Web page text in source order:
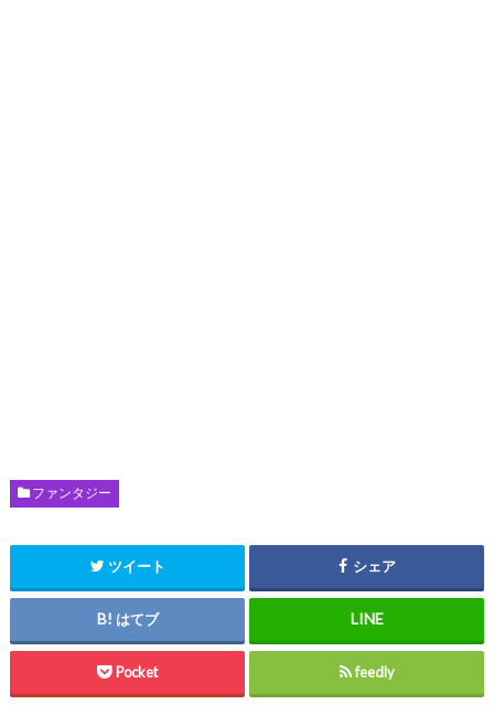
ファンタジー
ツイート シェア
はてブ
Pocket feedly